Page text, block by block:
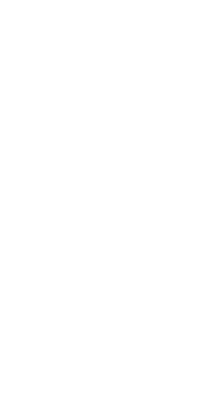
么做（国际